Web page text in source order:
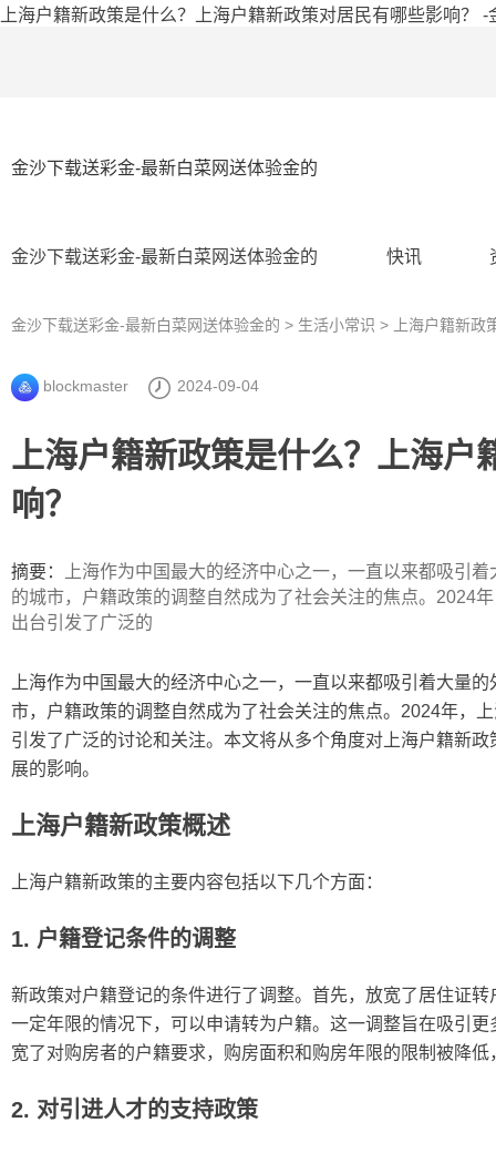
上海户籍新政策是什么？上海户籍新政策对居民有哪些影响？ -
金沙下载送彩金-最新白菜网送体验金的
金沙下载送彩金-最新白菜网送体验金的 快讯
金沙下载送彩金-最新白菜网送体验金的 > 生活小常识 > 上海户籍新政
blockmaster 2024-09-04
上海户籍新政策是什么？上海户
响？
摘要：
上海作为中国最大的经济中心之一，一直以来都吸引
的城市，户籍政策的调整自然成为了社会关注的焦点。2024
出台引发了广泛的
上海作为中国最大的经济中心之一，一直以来都吸引着大量
市，户籍政策的调整自然成为了社会关注的焦点。2024年，
引发了广泛的讨论和关注。本文将从多个角度对上海户籍新
展的影响。
上海户籍新政策概述
上海户籍新政策的主要内容包括以下几个方面：
1. 户籍登记条件的调整
新政策对户籍登记的条件进行了调整。首先，放宽了居住证
一定年限的情况下，可以申请转为户籍。这一调整旨在吸引
宽了对购房者的户籍要求，购房面积和购房年限的限制被降
2. 对引进人才的支持政策